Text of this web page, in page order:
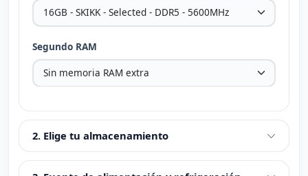
Segundo RAM
2. Elige tu almacenamiento